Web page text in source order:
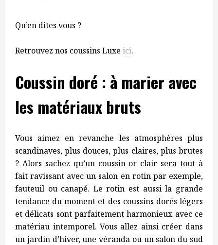
Qu’en dites vous ?
Retrouvez nos coussins Luxeici.
Coussin doré : à marier avec
les matériaux bruts
Vous aimez en revanche les atmosphères plus
scandinaves, plus douces, plus claires, plus brutes
? Alors sachez qu’un coussin or clair sera tout à
fait ravissant avec un salon en rotin par exemple,
fauteuil ou canapé. Le rotin est aussi la grande
tendance du moment et des coussins dorés légers
et délicats sont parfaitement harmonieux avec ce
matériau intemporel. Vous allez ainsi créer dans
un jardin d’hiver, une véranda ou un salon du sud